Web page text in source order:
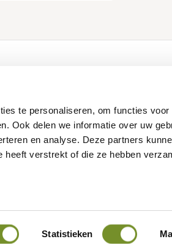
te personaliseren, om functies
Ook delen we informatie over uw
en analyse. Deze partners
verstrekt of die ze hebben
Statistieken
Login Dealershop
Maatwerk
© 2025 -